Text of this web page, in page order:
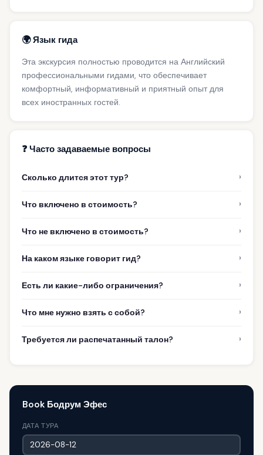
🌍 Язык гида
Эта экскурсия полностью проводится на Английский
профессиональными гидами, что обеспечивает
комфортный, информативный и приятный опыт для
всех иностранных гостей.
❓ Часто задаваемые вопросы
Сколько длится этот тур? ›
Что включено в стоимость? ›
Что не включено в стоимость? ›
На каком языке говорит гид? ›
Есть ли какие-либо ограничения? ›
Что мне нужно взять с собой? ›
Требуется ли распечатанный талон? ›
Book Бодрум Эфес
ДАТА ТУРА